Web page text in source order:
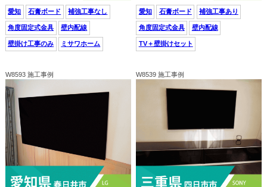
愛知 石膏ボード 補強工事なし
角度固定式金具 壁内配線
壁掛け工事のみ ミサワホーム
愛知 石膏ボード 補強工事あり
角度固定式金具 壁内配線
TV＋壁掛けセット
W8593 施工事例 W8539 施工事例